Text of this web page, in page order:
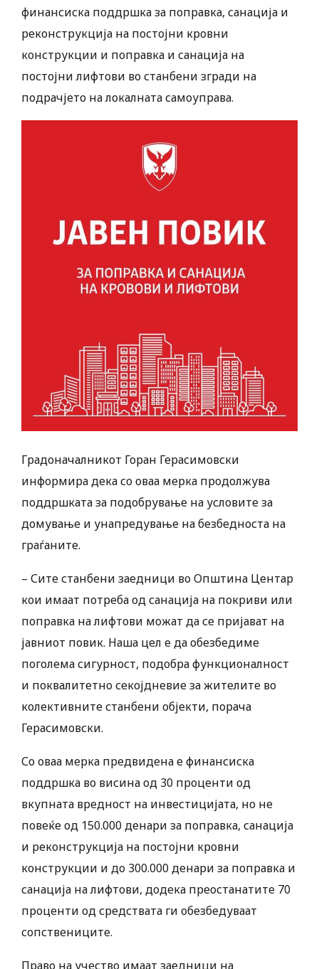
финансиска поддршка за поправка, санација и
реконструкција на постојни кровни
конструкции и поправка и санација на
постојни лифтови во станбени згради на
подрачјето на локалната самоуправа.
Градоначалникот Горан Герасимовски
информира дека со оваа мерка продолжува
поддршката за подобрување на условите за
домување и унапредување на безбедноста на
граѓаните.
– Сите станбени заедници во Општина Центар
кои имаат потреба од санација на покриви или
поправка на лифтови можат да се пријават на
јавниот повик. Наша цел е да обезбедиме
поголема сигурност, подобра функционалност
и поквалитетно секојдневие за жителите во
колективните станбени објекти, порача
Герасимовски.
Со оваа мерка предвидена е финансиска
поддршка во висина од 30 проценти од
вкупната вредност на инвестицијата, но не
повеќе од 150.000 денари за поправка, санација
и реконструкција на постојни кровни
конструкции и до 300.000 денари за поправка и
санација на лифтови, додека преостанатите 70
проценти од средствата ги обезбедуваат
сопствениците.
Право на учество имаат заедници на